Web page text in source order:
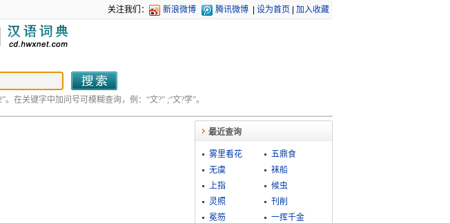
关注我们： 新浪微博 腾讯微博 设为首页 加入收藏
。在关键字中加问号可模糊查询，例：“文?” ;“文?学”。
最近查询
雾里看花
五鼎食
无虞
袜船
上指
候虫
灵照
刊削
冕笏
一挥千金